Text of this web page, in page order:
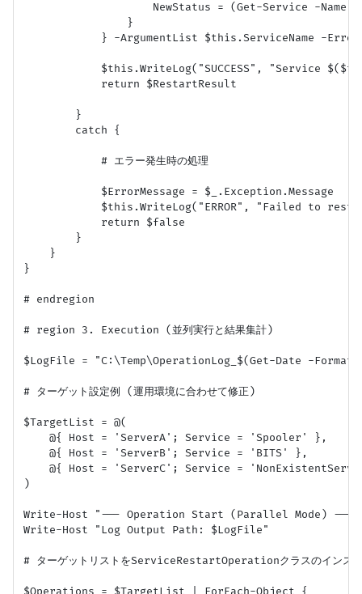
NewStatus = (Get-Service -Name
                }
} -ArgumentList $this.ServiceName -
$this.WriteLog("SUCCESS", "Service
            return $RestartResult
        }
        catch {
            # エラー発生時の処理
            $ErrorMessage = $_.Exception.Message
$this.WriteLog("ERROR", "Failed to
            return $false
        }
    }
}
# endregion
# region 3. Execution (並列実行と結果集計)
$LogFile = "C:\Temp\OperationLog_$(Get-Date -Format
# ターゲット設定例 (運用環境に合わせて修正)
$TargetList = @(
    @{ Host = 'ServerA'; Service = 'Spooler' },
    @{ Host = 'ServerB'; Service = 'BITS' },
@{ Host = 'ServerC'; Service =
)
Write-Host "--- Operation Start (Parallel Mode) ---"
Write-Host "Log Output Path: $LogFile"
# ターゲットリストをServiceRestartOperationクラスのインスタ